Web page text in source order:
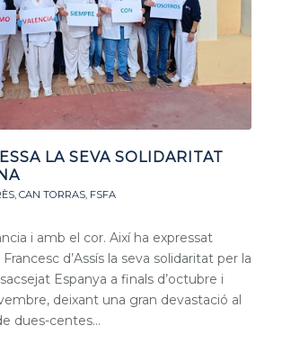
LA SEVA SOLIDARITAT
, CAN TORRAS, FSFA
i amb el cor. Així ha expressat
d’Assís la seva solidaritat per la
Espanya a finals d’octubre i
deixant una gran devastació al
dues-centes…